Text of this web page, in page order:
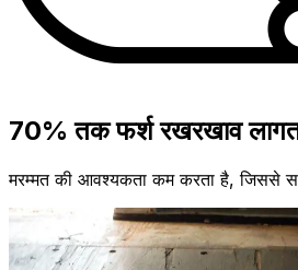
70% तक फर्श रखरखाव
मरम्मत की आवश्यकता कम करता है, जिससे